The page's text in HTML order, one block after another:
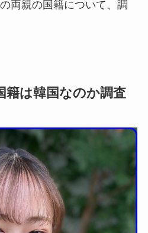
両親の国籍について、調
籍は韓国なのか調査